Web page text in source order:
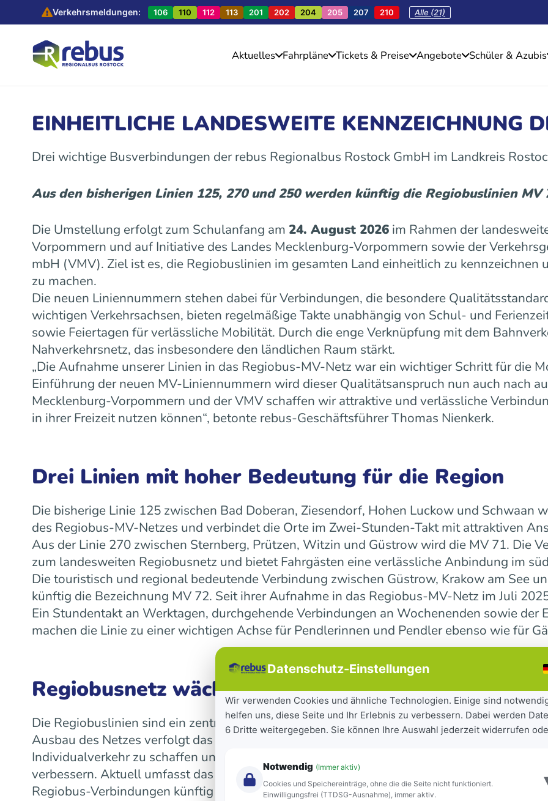
Verkehrsmeldungen: 106 110 112 113 201 202 204 205 207 210 Alle (21)
Aktuelles Fahrpläne Tickets & Preise Angebote Schüler & Azubis
EINHEITLICHE LANDESWEITE KENNZEICHNUNG
Drei wichtige Busverbindungen der rebus Regionalbus Rostock GmbH im Landkreis
Aus den bisherigen Linien 125, 270 und 250 werden künftig die Regiobuslinien MV
Die Umstellung erfolgt zum Schulanfang am 24. August 2026 im Rahmen der
Vorpommern und auf Initiative des Landes Mecklenburg-Vorpommern sowie der
mbH (VMV). Ziel ist es, die Regiobuslinien im gesamten Land einheitlich zu kennzeichnen
zu machen.
Die neuen Liniennummern stehen dabei für Verbindungen, die besondere
wichtigen Verkehrsachsen, bieten regelmäßige Takte unabhängig von Schul- und
sowie Feiertagen für verlässliche Mobilität. Durch die enge Verknüpfung mit dem
Nahverkehrsnetz, das insbesondere den ländlichen Raum stärkt.
„Die Aufnahme unserer Linien in das Regiobus-MV-Netz war ein wichtiger Schritt für die
Einführung der neuen MV-Liniennummern wird dieser Qualitätsanspruch nun auch nach
Mecklenburg-Vorpommern und der VMV schaffen wir attraktive und verlässliche
in ihrer Freizeit nutzen können“, betonte rebus-Geschäftsführer Thomas Nienkerk.
Drei Linien mit hoher Bedeutung für die Region
Die bisherige Linie 125 zwischen Bad Doberan, Ziesendorf, Hohen Luckow und Schwaan
des Regiobus-MV-Netzes und verbindet die Orte im Zwei-Stunden-Takt mit attraktiven
Aus der Linie 270 zwischen Sternberg, Prützen, Witzin und Güstrow wird die MV 71. Die
zum landesweiten Regiobusnetz und bietet Fahrgästen eine verlässliche Anbindung im
Die touristisch und regional bedeutende Verbindung zwischen Güstrow, Krakow am See
künftig die Bezeichnung MV 72. Seit ihrer Aufnahme in das Regiobus-MV-Netz im Juli
Ein Stundentakt an Werktagen, durchgehende Verbindungen an Wochenenden sowie der
machen die Linie zu einer wichtigen Achse für Pendlerinnen und Pendler ebenso wie für
Regiobusnetz wächst landesweit weiter
Die Regiobuslinien sind ein zentraler Bestandteil der seit 2023 laufenden
Ausbau des Netzes verfolgt das Land das Ziel, Städte und Gemeinden besser
Individualverkehr zu schaffen und die Mobilität für Bürgerinnen und Bürger sowie
verbessern. Aktuell umfasst das landesweite Netz 16 Regiobuslinien. Die neuen MV-
Regiobus-Verbindungen künftig auf einen Blick zu erkennen.
Datenschutz-Einstellungen
Wir verwenden Cookies und ähnliche Technologien. Einige sind
helfen uns, diese Seite und Ihr Erlebnis zu verbessern. Dabei werden
6 Dritte weitergegeben. Sie können Ihre Auswahl jederzeit widerrufen
Notwendig (Immer aktiv)
Cookies und Speichereinträge, ohne die die Seite nicht funktioniert.
Einwilligungsfrei (TTDSG-Ausnahme), immer aktiv.